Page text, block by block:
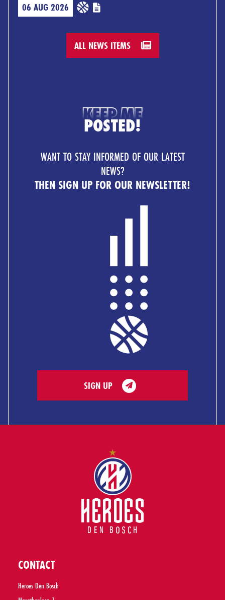
06 AUG 2026
ALL NEWS ITEMS
KEEP ME
POSTED!
WANT TO STAY INFORMED OF OUR LATEST
NEWS?
THEN SIGN UP FOR OUR NEWSLETTER!
SIGN UP
CONTACT
Heroes Den Bosch